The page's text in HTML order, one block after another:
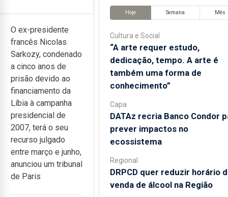
O ex-presidente
francês Nicolas
Sarkozy, condenado
a cinco anos de
prisão devido ao
financiamento da
Líbia à campanha
presidencial de
2007, terá o seu
recurso julgado
entre março e junho,
anunciou um tribunal
de Paris
Hoje Semana Mês
Cultura e Social
“A arte requer estudo,
dedicação, tempo. A arte é
também uma forma de
conhecimento”
Capa
DATAz recria Banco Condor
prever impactos no
ecossistema
Regional
DRPCD quer reduzir horário
venda de álcool na Região